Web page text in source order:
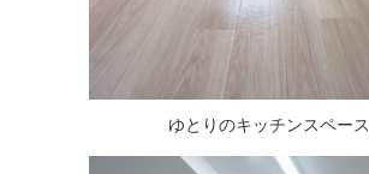
ゆとりのキッチンスペース